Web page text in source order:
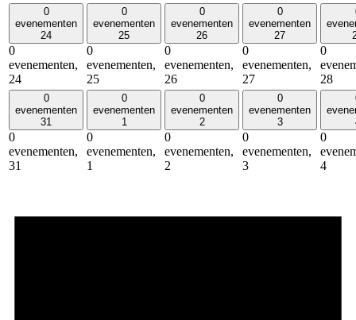
0
evenementen
24
0
evenementen,
24
0
evenementen
25
0
evenementen,
25
0
evenementen
26
0
evenementen,
26
0
evenementen
27
0
evenementen,
27
0
28
0
evenementen
31
0
evenementen,
31
0
evenementen
1
0
evenementen,
1
0
evenementen
2
0
evenementen,
2
0
evenementen
3
0
evenementen,
3
0
4